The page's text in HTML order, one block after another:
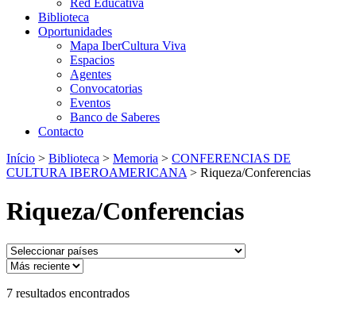
Red Educativa
Biblioteca
Oportunidades
Mapa IberCultura Viva
Espacios
Agentes
Convocatorias
Eventos
Banco de Saberes
Contacto
Início > Biblioteca > Memoria > CONFERENCIAS DE
CULTURA IBEROAMERICANA > Riqueza/Conferencias
Riqueza/Conferencias
7 resultados encontrados